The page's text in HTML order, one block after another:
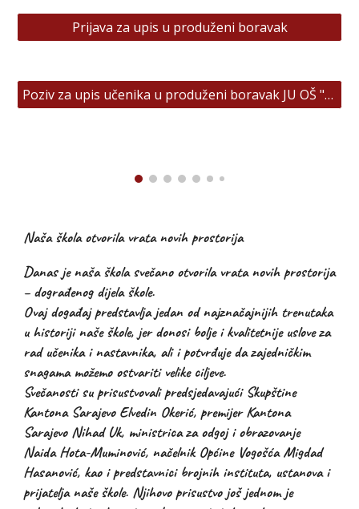
Prijava za upis u produženi boravak
Poziv za upis učenika u produženi boravak JU OŠ "Zahid Baručija"
Naša škola otvorila vrata novih prostorija
Danas je naša škola svečano otvorila vrata novih prostorija
– dograđenog dijela škole.
Ovaj događaj predstavlja jedan od najznačajnijih trenutaka
u historiji naše škole, jer donosi bolje i kvalitetnije uslove za
rad učenika i nastavnika, ali i potvrđuje da zajedničkim
snagama možemo ostvariti velike ciljeve.
Svečanosti su prisustvovali predsjedavajući Skupštine
Kantona Sarajevo Elvedin Okerić, premijer Kantona
Sarajevo Nihad Uk, ministrica za odgoj i obrazovanje
Naida Hota-Muminović, načelnik Općine Vogošća Migdad
Hasanović, kao i predstavnici brojnih instituta, ustanova i
prijatelja naše škole. Njihovo prisustvo još jednom je